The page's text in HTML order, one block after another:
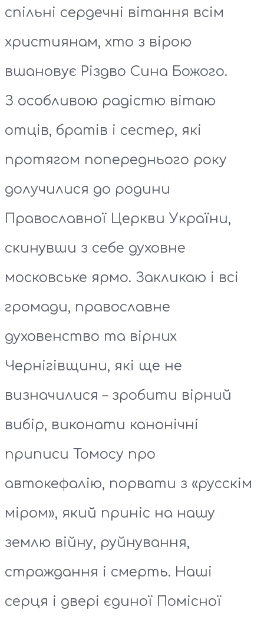
спільні сердечні вітання всім
християнам, хто з вірою
вшановує Різдво Сина Божого.
З особливою радістю вітаю
отців, братів і сестер, які
протягом попереднього року
долучилися до родини
Православної Церкви України,
скинувши з себе духовне
московське ярмо. Закликаю і всі
громади, православне
духовенство та вірних
Чернігівщини, які ще не
визначилися – зробити вірний
вибір, виконати канонічні
приписи Томосу про
автокефалію, порвати з «русскім
міром», який приніс на нашу
землю війну, руйнування,
страждання і смерть. Наші
серця і двері єдиної Помісної